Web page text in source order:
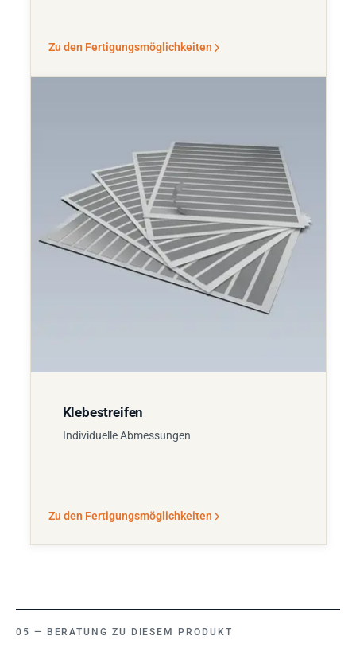
Zu den Fertigungsmöglichkeiten
Klebestreifen
Individuelle Abmessungen
Zu den Fertigungsmöglichkeiten
BERATUNG ZU DIESEM PRODUKT